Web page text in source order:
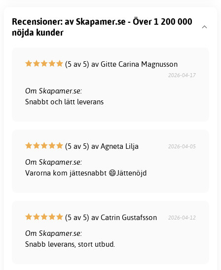
Recensioner: av Skapamer.se - Över 1 200 000
nöjda kunder
(5 av 5) av Gitte Carina Magnusson
2026-04-17
Om Skapamer.se:
Snabbt och lätt leverans
(5 av 5) av Agneta Lilja 2026-04-05
Om Skapamer.se:
Varorna kom jättesnabbt 😄Jättenöjd
(5 av 5) av Catrin Gustafsson 2026-04-12
Om Skapamer.se:
Snabb leverans, stort utbud.